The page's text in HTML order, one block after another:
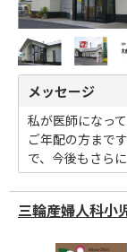
メッセージ
私が医師になっ
ご年配の方まで
で、今後もさら
三輪産婦人科小